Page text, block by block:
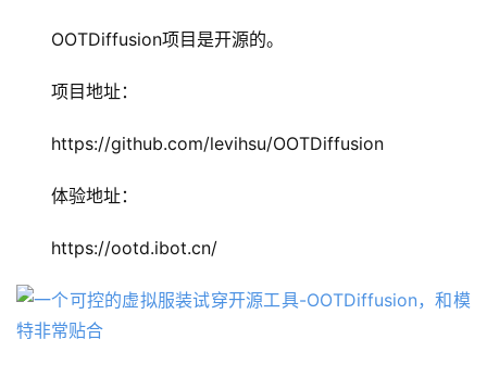
报
告
OOTDiffusion项目是开源的。
项目地址：
https://github.com/levihsu/OOTDiffusion
体验地址：
https://ootd.ibot.cn/